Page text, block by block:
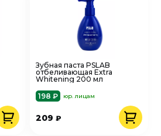
Зубная паста PSLAB
отбеливающая Extra
Whitening 200 мл
198 ₽
юр. лицам
209₽